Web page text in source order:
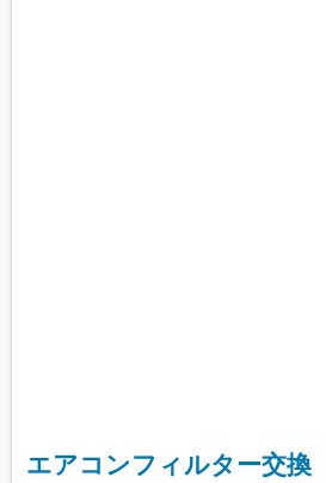
エアコンフィルター交換